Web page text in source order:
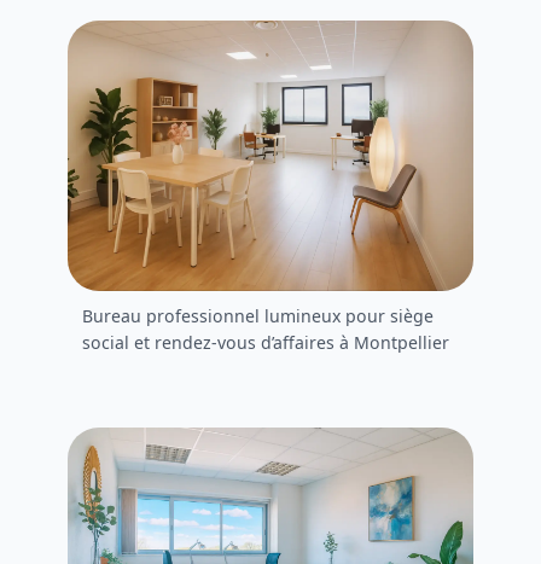
Bureau professionnel lumineux pour siège
social et rendez-vous d’affaires à Montpellier